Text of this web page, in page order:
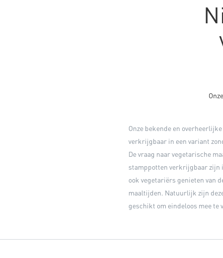
Onze bekende en
verkrijgbaar in een variant
De vraag naar vegetarische
stamppotten verkrijgbaar zijn
ook vegetariërs genieten van
maaltijden. Natuurlijk zijn
geschikt om eindeloos mee te